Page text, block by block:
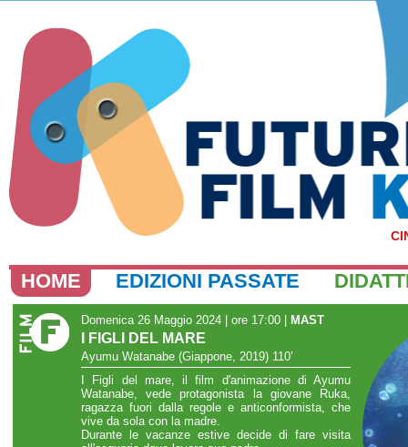
HOME EDIZIONI PASSATE
Domenica 26 Maggio 2024 | ore 17:00 MAST
I FIGLI DEL MARE
Ayumu Watanabe (Giappone, 2019) 110’
I Figli del mare, il film d'animazione di Ayumu
Watanabe, vede protagonista la giovane Ruka,
ragazza fuori dalla regole e anticonformista, che
vive da sola con la madre.
Durante le vacanze estive decide di fare visita